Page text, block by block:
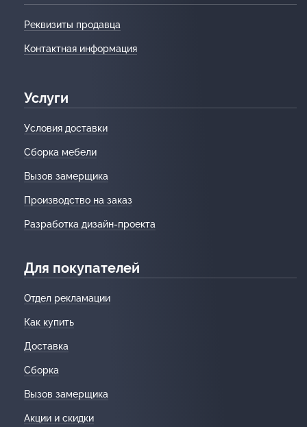
Реквизиты продавца
Контактная информация
Услуги
Условия доставки
Сборка мебели
Вызов замерщика
Производство на заказ
Разработка дизайн-проекта
Для покупателей
Отдел рекламации
Как купить
Доставка
Сборка
Вызов замерщика
Акции и скидки